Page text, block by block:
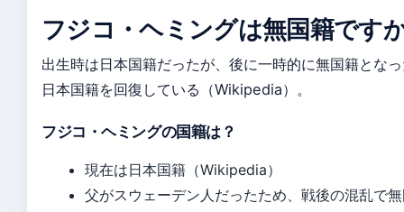
フジコ・ヘミングは無国籍です
出生時は日本国籍だったが、後に一時的に無国籍とな
日本国籍を回復している（Wikipedia）。
フジコ・ヘミングの国籍は？
現在は日本国籍（Wikipedia）
父がスウェーデン人だったため、戦後の混乱で